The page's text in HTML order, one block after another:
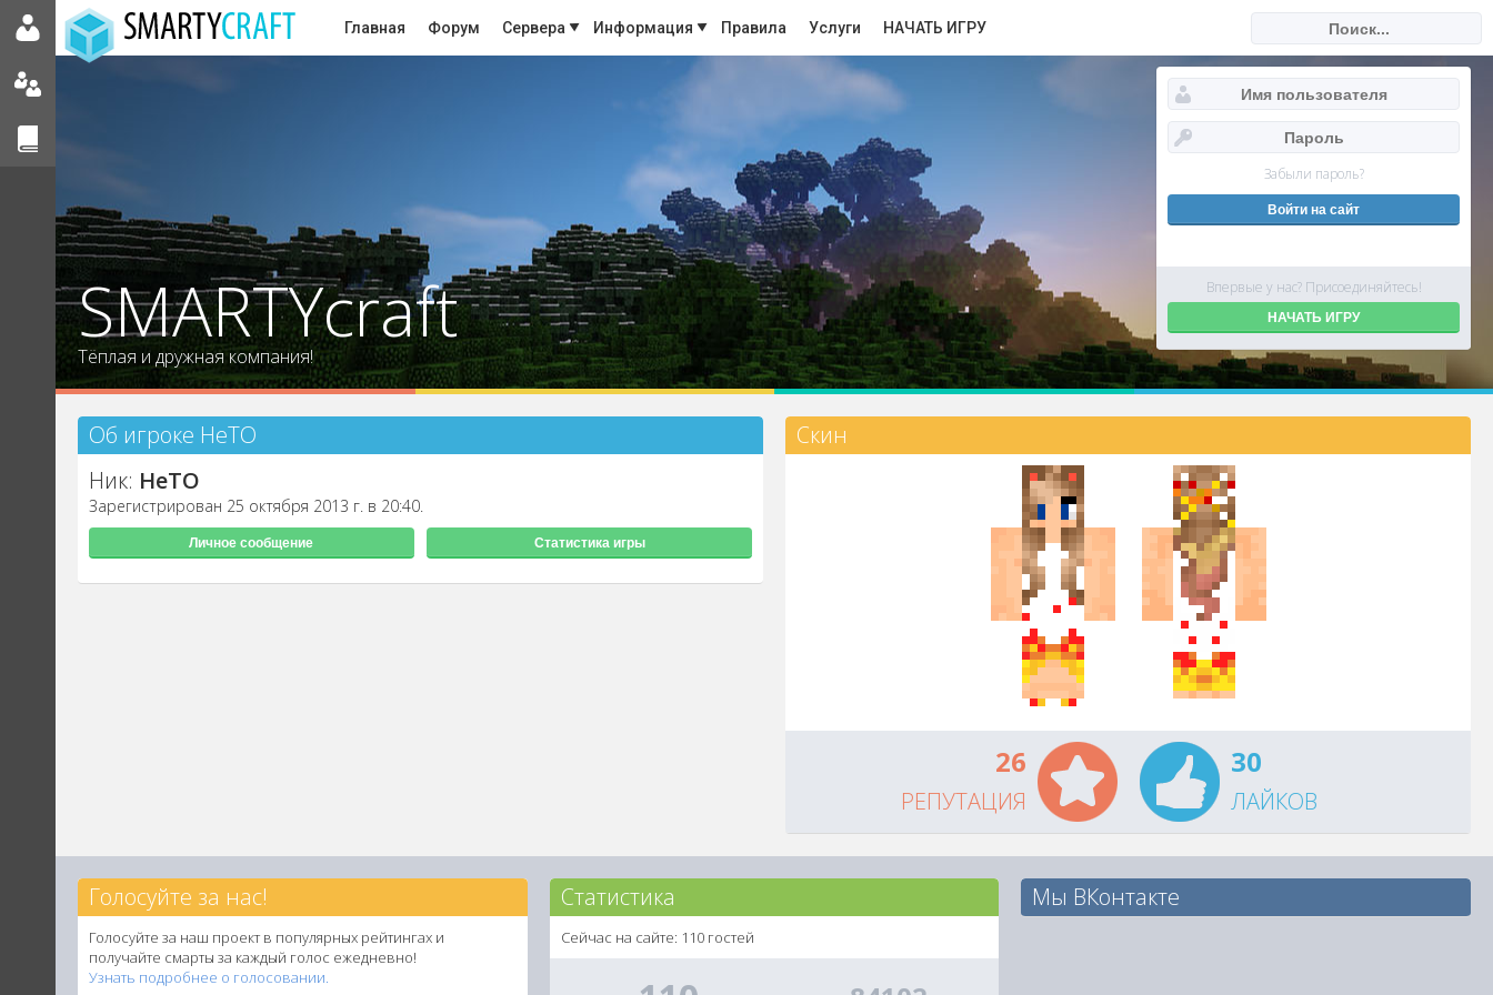
Главная Форум Сервера Информация Правила Услуги НАЧАТЬ ИГРУ
Забыли пароль?
Впервые у нас? Присоединяйтесь!
НАЧАТЬ ИГРУ
SMARTYcraft
Тёплая и дружная компания!
Об игроке HeTO
Ник: HeTO
Зарегистрирован 25 октября 2013 г. в 20:40.
Личное сообщение Статистика игры
Скин
30
ЛАЙКОВ
26
РЕПУТАЦИЯ
Голосуйте за нас!
Голосуйте за наш проект в популярных рейтингах и
получайте смарты за каждый голос ежедневно!
Узнать подробнее о голосовании.
Статистика
Сейчас на сайте: 110 гостей
Мы ВКонтакте